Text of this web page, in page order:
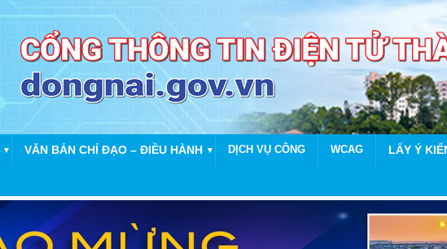
▼ VĂN BẢN CHỈ ĐẠO – ĐIỀU HÀNH ▼ DỊCH VỤ CÔNG WCAG LẤY Ý